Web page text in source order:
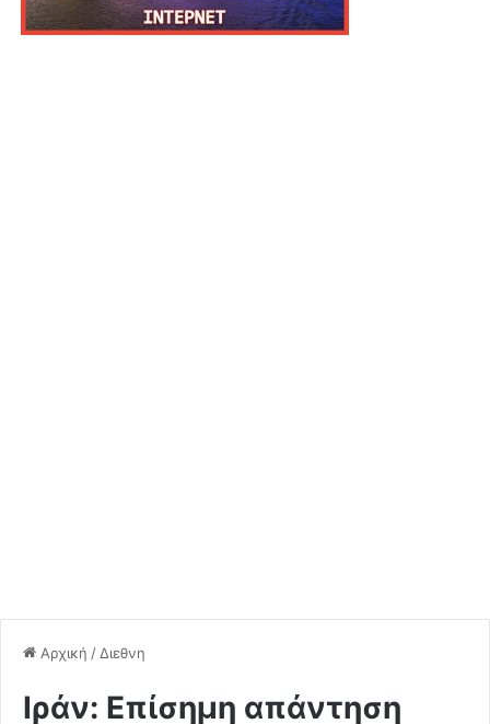
Αρχική / Διεθνη
Ιράν: Επίσημη απάντηση